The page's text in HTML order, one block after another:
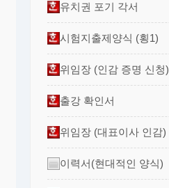
유치권 포기 각서
시험지출제양식 (횡1)
위임장 (인감 증명 신청)
출강 확인서
위임장 (대표이사 인감)
이력서(현대적인 양식)